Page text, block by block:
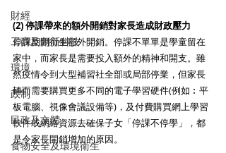
財經
工商及創新科技
環境
政制
民政及文體
食物安全及環境衛生
(2) 停課帶來的額外開銷對家長造成財政壓力
停課期間衍生額外開銷。停課不單單是學童留在
家中，而家長是需要投入額外的精神和開支。雖
然疫情令到大型補習社全部或局部停業，但家長
轉而需要購買更多不同的電子學習硬件(例如︰平
板電腦、視像會議設備等)，及付費購買網上學習
軟件或網絡資源去確保子女「停課不停學」，都
是令家長開銷增加的原因。